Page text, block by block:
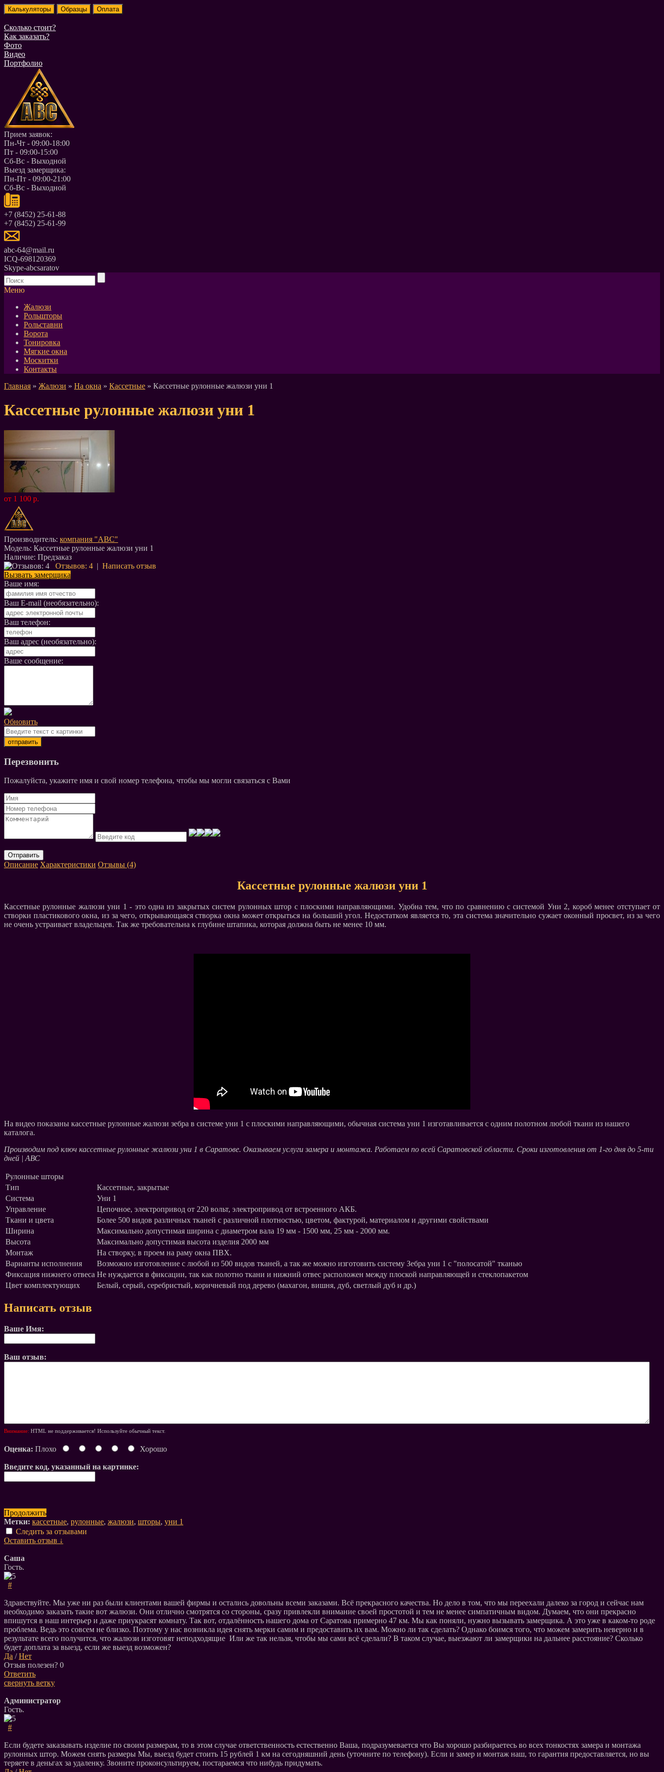
Сколько стоит?
Как заказать?
Фото
Видео
Портфолио
Прием заявок:
Пн-Чт - 09:00-18:00
Пт - 09:00-15:00
Сб-Вс - Выходной
Выезд замерщика:
Пн-Пт - 09:00-21:00
Сб-Вс - Выходной
+7 (8452) 25-61-88
+7 (8452) 25-61-99
abc-64@mail.ru
ICQ-698120369
Skype-abcsaratov
Меню
Жалюзи
Рольшторы
Рольставни
Ворота
Тонировка
Мягкие окна
Москитки
Контакты
Главная » Жалюзи » На окна » Кассетные » Кассетные рулонные жалюзи уни 1
Кассетные рулонные жалюзи уни 1
от 1 100 р.
Производитель: компания "АВС"
Модель: Кассетные рулонные жалюзи уни 1
Наличие: Предзаказ
Отзывов: 4 | Написать отзыв
Вызвать замерщика
Ваше имя:
Ваш E-mail (необязательно):
Ваш телефон:
Ваш адрес (необязательно):
Ваше сообщение:
Обновить
Перезвонить
Пожалуйста, укажите имя и свой номер телефона, чтобы мы могли связаться с Вами
Отправить
Описание Характеристики Отзывы (4)
Кассетные рулонные жалюзи уни 1
Кассетные рулонные жалюзи уни 1 - это одна из закрытых систем рулонных штор с плоскими направляющими. Удобна тем, что по сравнению с системой Уни 2, короб менее отступает от
створки пластикового окна, из за чего, открывающаяся створка окна может открыться на больший угол. Недостатком является то, эта система значительно сужает оконный просвет, из за чего
не очень устраивает владельцев. Так же требовательна к глубине штапика, которая должна быть не менее 10 мм.
На видео показаны кассетные рулонные жалюзи зебра в системе уни 1 с плоскими направляющими, обычная система уни 1 изготавливается с одним полотном любой ткани из нашего
каталога.
Производим под ключ кассетные рулонные жалюзи уни 1 в Саратове. Оказываем услуги замера и монтажа. Работаем по всей Саратовской области. Сроки изготовления от 1-го дня до 5-ти
дней | АВС
Рулонные шторы
Тип
Кассетные, закрытые
Система
Уни 1
Управление
Цепочное, электропривод от 220 вольт, электропривод от встроенного АКБ.
Ткани и цвета
Более 500 видов различных тканей с различной плотностью, цветом, фактурой, материалом и другими свойствами
Ширина
Максимально допустимая ширина с диаметром вала 19 мм - 1500 мм, 25 мм - 2000 мм.
Высота
Максимально допустимая высота изделия 2000 мм
Монтаж
На створку, в проем на раму окна ПВХ.
Варианты исполнения
Возможно изготовление с любой из 500 видов тканей, а так же можно изготовить систему Зебра уни 1 с "полосатой" тканью
Фиксация нижнего отвеса Не нуждается в фиксации, так как полотно ткани и нижний отвес расположен между плоской направляющей и стеклопакетом
Цвет комплектующих
Белый, серый, серебристый, коричневый под дерево (махагон, вишня, дуб, светлый дуб и др.)
Написать отзыв
Ваше Имя:
Ваш отзыв:
Внимание: HTML не поддерживается! Используйте обычный текст.
Оценка: Плохо Хорошо
Введите код, указанный на картинке:
Продолжить
Метки: кассетные, рулонные, жалюзи, шторы, уни 1
Следить за отзывами
Оставить отзыв ↓
Саша
Гость.
#
Здравствуйте. Мы уже ни раз были клиентами вашей фирмы и остались довольны всеми заказами. Всё прекрасного качества. Но дело в том, что мы переехали далеко за город и сейчас нам
необходимо заказать такие вот жалюзи. Они отлично смотрятся со стороны, сразу привлекли внимание своей простотой и тем не менее симпатичным видом. Думаем, что они прекрасно
впишутся в наш интерьер и даже приукрасят комнату. Так вот, отдалённость нашего дома от Саратова примерно 47 км. Мы как поняли, нужно вызывать замерщика. А это уже в каком-то роде
проблема. Ведь это совсем не близко. Поэтому у нас возникла идея снять мерки самим и предоставить их вам. Можно ли так сделать? Однако боимся того, что можем замерить неверно и в
результате всего получится, что жалюзи изготовят неподходящие Или же так нельзя, чтобы мы сами всё сделали? В таком случае, выезжают ли замерщики на дальнее расстояние? Сколько
будет доплата за выезд, если же выезд возможен?
Да /Нет
Отзыв полезен? 0
Ответить
свернуть ветку
Администратор
Гость.
#
Если будете заказывать изделие по своим размерам, то в этом случае ответственность естественно Ваша, подразумевается что Вы хорошо разбираетесь во всех тонкостях замера и монтажа
рулонных штор. Можем снять размеры Мы, выезд будет стоить 15 рублей 1 км на сегодняшний день (уточните по телефону). Если и замер и монтаж наш, то гарантия предоставляется, но вы
теряете в деньгах за удаленку. Звоните проконсультируем, постараемся что нибудь придумать.